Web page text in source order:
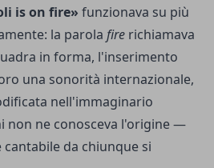
is on fire» funzionava su più
la parola fire richiamava
in forma, l'inserimento
una sonorità internazionale,
nell'immaginario
non ne conosceva l'origine —
da chiunque si